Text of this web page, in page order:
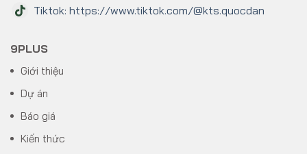
Tiktok: https://www.tiktok.com/@kts.quocdan
9PLUS
Giới thiệu
Dự án
Báo giá
Kiến thức